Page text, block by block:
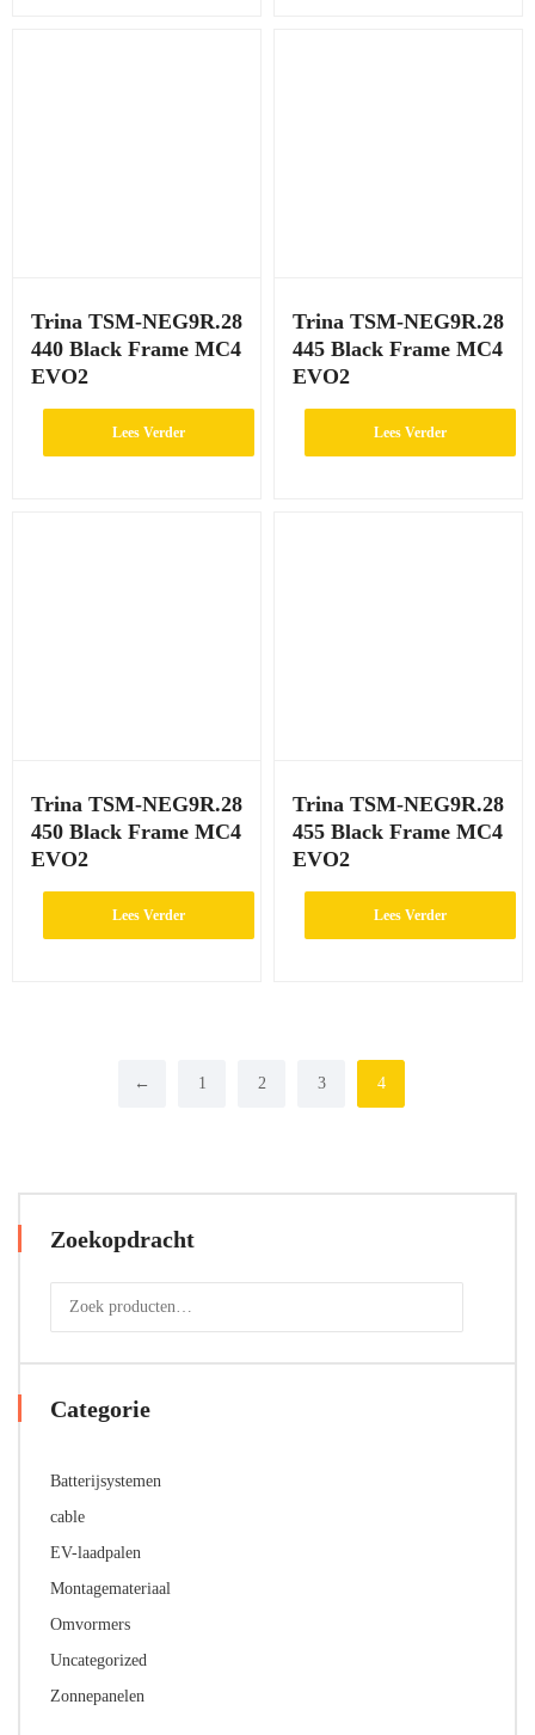
Zoekopdracht
Categorie
Batterijsystemen
cable
EV-laadpalen
Montagemateriaal
Omvormers
Uncategorized
Zonnepanelen
Trina TSM-NEG9R.28
440 Black Frame MC4
EVO2
Lees Verder
Trina TSM-NEG9R.28
445 Black Frame MC4
EVO2
Lees Verder
Trina TSM-NEG9R.28
450 Black Frame MC4
EVO2
Lees Verder
Trina TSM-NEG9R.28
455 Black Frame MC4
EVO2
Lees Verder
← 1 2 3 4